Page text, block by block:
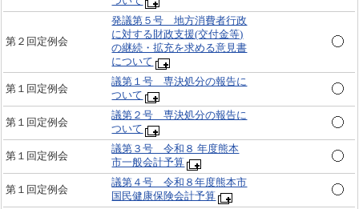
第２回定例会
発議第５号 地方消費者行政
に対する財政支援(交付金等)
の継続・拡充を求める意見書
について
第１回定例会
議第１号 専決処分の報告に
ついて
第１回定例会
議第２号 専決処分の報告に
ついて
第１回定例会
議第３号 令和８ 年度熊本
市一般会計予算
第１回定例会
議第４号 令和８年度熊本市
国民健康保険会計予算